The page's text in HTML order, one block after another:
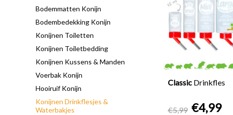
Bodemmatten Konijn
Bodembedekking Konijn
Konijnen Toiletten
Konijnen Toiletbedding
Konijnen Kussens & Manden
Voerbak Konijn
Hooiruif Konijn
Konijnen Drinkflesjes &
Waterbakjes
Classic Drinkfles
€5,99 €4,99